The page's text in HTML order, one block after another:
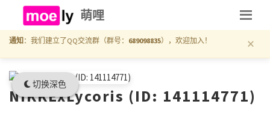
切换深色
萌哩
通知 ：我们建立了QQ交流群（群号： 689098835），欢迎加入！ ×
NIKKExLycoris (ID: 141114771)